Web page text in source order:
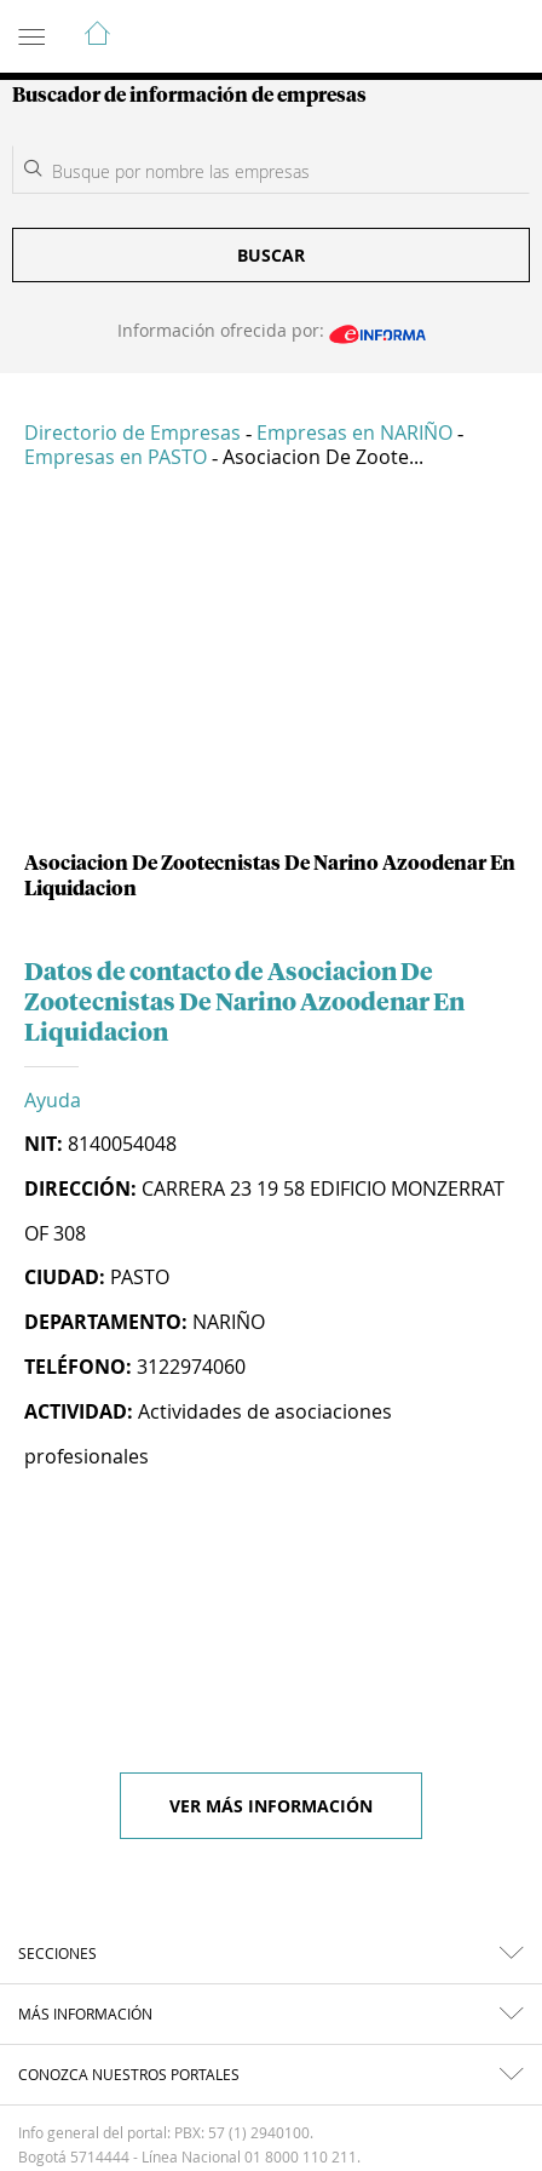
Guía de Empresas Colombianas
Buscador de información de empresas
BUSCAR
Información ofrecida por:
Directorio de Empresas - Empresas en NARIÑO -
Empresas en PASTO - Asociacion De Zoote...
Asociacion De Zootecnistas De Narino Azoodenar En
Liquidacion
Datos de contacto de Asociacion De
Zootecnistas De Narino Azoodenar En
Liquidacion
Ayuda
NIT: 8140054048
DIRECCIÓN: CARRERA 23 19 58 EDIFICIO MONZERRAT
OF 308
CIUDAD: PASTO
DEPARTAMENTO: NARIÑO
TELÉFONO: 3122974060
ACTIVIDAD: Actividades de asociaciones
profesionales
VER MÁS INFORMACIÓN
SECCIONES
MÁS INFORMACIÓN
CONOZCA NUESTROS PORTALES
Info general del portal: PBX: 57 (1) 2940100.
Bogotá 5714444 - Línea Nacional 01 8000 110 211.